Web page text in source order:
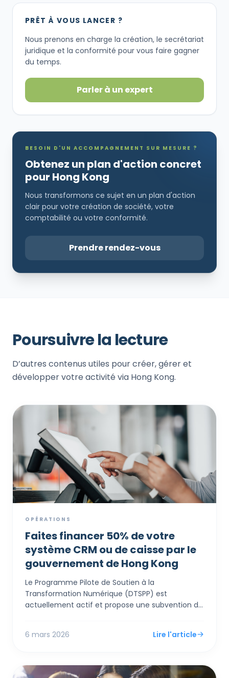
PRÊT À VOUS LANCER ?
Nous prenons en charge la création, le secrétariat
juridique et la conformité pour vous faire gagner
du temps.
Parler à un expert
BESOIN D'UN ACCOMPAGNEMENT SUR MESURE ?
Obtenez un plan d'action concret
pour Hong Kong
Nous transformons ce sujet en un plan d'action
clair pour votre création de société, votre
comptabilité ou votre conformité.
Prendre rendez-vous
Poursuivre la lecture
D’autres contenus utiles pour créer, gérer et
développer votre activité via Hong Kong.
OPÉRATIONS
Faites financer 50% de votre
système CRM ou de caisse par le
gouvernement de Hong Kong
Le Programme Pilote de Soutien à la
Transformation Numérique (DTSPP) est
actuellement actif et propose une subvention de
secteurs du commerce de détail et de la
est conçu spécifiquement pour les solutions «
6 mars 2026 Lire l'article